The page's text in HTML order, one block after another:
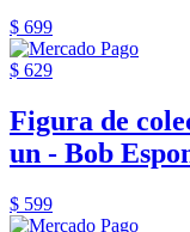
$ 699
$ 629
Figura de
un - Bob
$ 599